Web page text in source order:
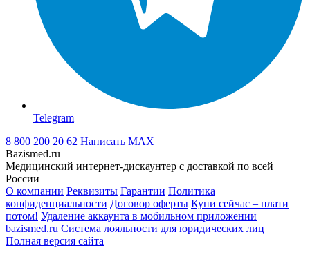
Telegram
8 800 200 20 62 Написать MAX
Bazismed.ru
Медицинский интернет-дискаунтер с доставкой по всей
России
О компании Реквизиты Гарантии Политика
конфиденциальности Договор оферты Купи сейчас – плати
потом! Удаление аккаунта в мобильном приложении
bazismed.ru Система лояльности для юридических лиц
Полная версия сайта